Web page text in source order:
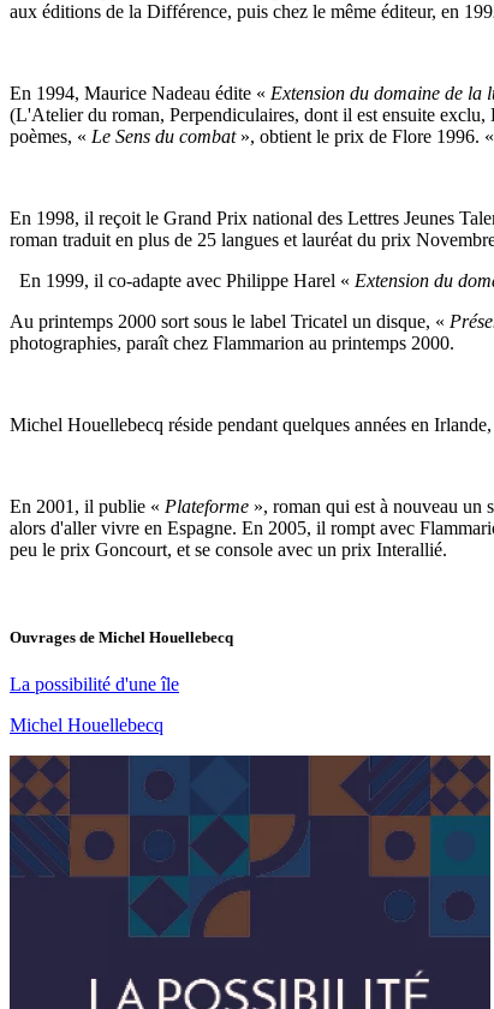
aux éditions de la Différence, puis chez le même éditeur, en
En 1994, Maurice Nadeau édite « Extension du domaine de la
(L'Atelier du roman, Perpendiculaires, dont il est ensuite
poèmes, « Le Sens du combat», obtient le prix de Flore 1996. «
En 1998, il reçoit le Grand Prix national des Lettres Jeunes
roman traduit en plus de 25 langues et lauréat du prix
En 1999, il co-adapte avec Philippe Harel « Extension du
Au printemps 2000 sort sous le label Tricatel un disque, «
photographies, paraît chez Flammarion au printemps 2000.
Michel Houellebecq réside pendant quelques années en
En 2001, il publie « Plateforme », roman qui est à nouveau un
alors d'aller vivre en Espagne. En 2005, il rompt avec
peu le prix Goncourt, et se console avec un prix Interallié.
Ouvrages de Michel Houellebecq
La possibilité d'une île
Michel Houellebecq